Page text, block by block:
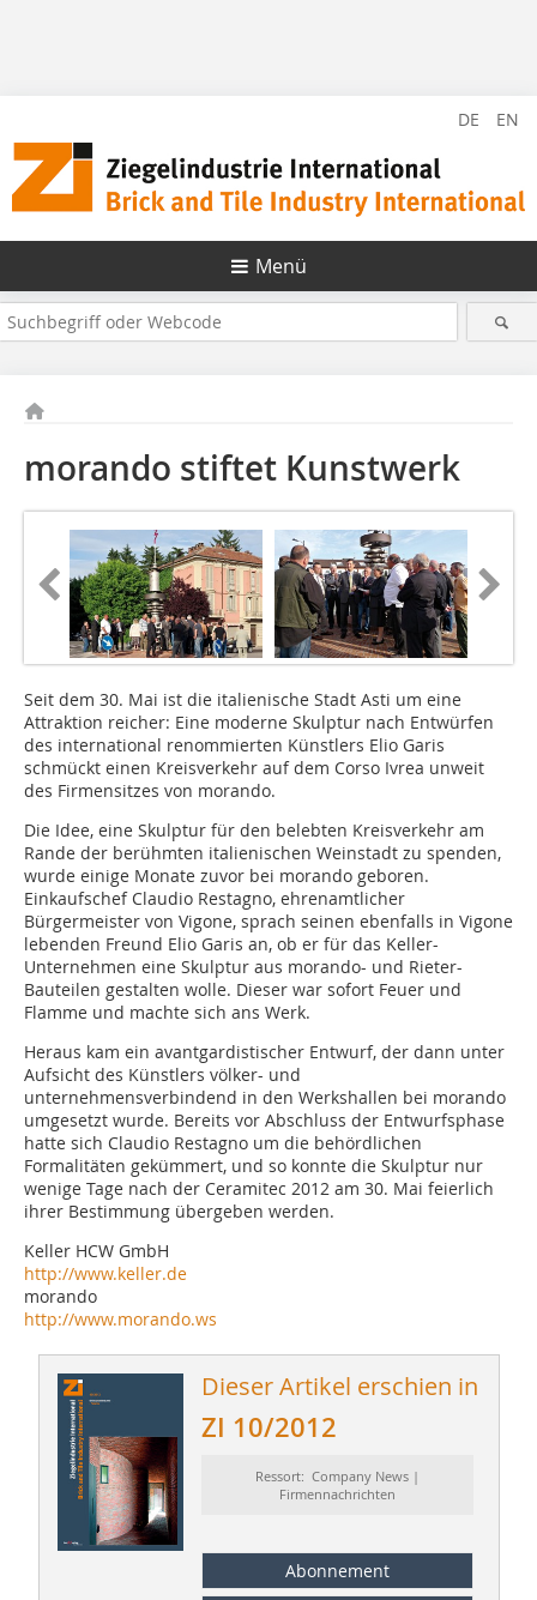
DE EN
Menü
morando stiftet Kunstwerk
Seit dem 30. Mai ist die italienische Stadt Asti um eine
Attraktion reicher: Eine moderne Skulptur nach Entwürfen
des international renommierten Künstlers Elio Garis
schmückt einen Kreisverkehr auf dem Corso Ivrea unweit
des Firmensitzes von morando.
Die Idee, eine Skulptur für den belebten Kreisverkehr am
Rande der berühmten italienischen Weinstadt zu spenden,
wurde einige Monate zuvor bei ­morando geboren.
Einkaufschef ­Claudio Restagno, ehrenamtlicher
Bürgermeister von Vigone, sprach seinen ebenfalls in Vigone
lebenden Freund Elio Garis an, ob er für das Keller-
Unternehmen eine Skulptur aus ­morando- und Rieter-
Bauteilen gestalten wolle. Dieser war sofort Feuer und
Flamme und machte sich ans Werk.
Heraus kam ein avantgardistischer Entwurf, der dann unter
Aufsicht des Künstlers völker- und
unternehmensverbindend in den Werkshallen bei morando
umgesetzt wurde. Bereits vor Abschluss der Entwurfsphase
hatte sich Claudio Restagno um die behördlichen
Formalitäten gekümmert, und so konnte die Skulptur nur
wenige Tage nach der Ceramitec 2012 am 30. Mai feierlich
ihrer Bestimmung übergeben werden.
Keller HCW GmbH
http://www.keller.de
morando
http://www.morando.ws
Dieser Artikel erschien in
ZI 10/2012
Ressort: Company News |
Firmennachrichten
Abonnement